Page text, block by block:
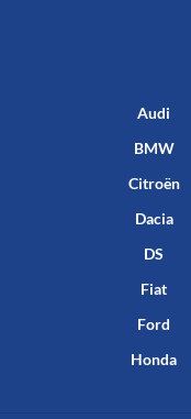
Audi
BMW
Citroën
Dacia
DS
Fiat
Ford
Honda